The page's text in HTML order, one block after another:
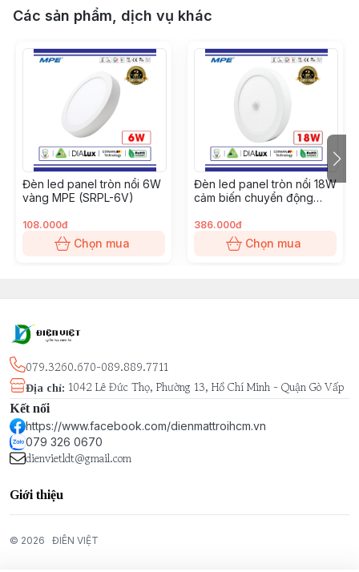
Các sản phẩm, dịch vụ khác
Đèn led panel tròn nổi 6W
vàng MPE (SRPL-6V)
108.000đ
Chọn mua
Đèn led panel tròn nổi 18W
cảm biến chuyển động
386.000đ
Chọn mua
079.3260.670-089.889.7711
Địa chỉ: 1042 Lê Đức Thọ, Phường 13, Hồ Chí Minh - Quận Gò Vấp
Kết nối
https://www.facebook.com/dienmattroihcm.vn
079 326 0670
dienvietldt@gmail.com
Giới thiệu
© 2026 ĐIÊN VIỆT